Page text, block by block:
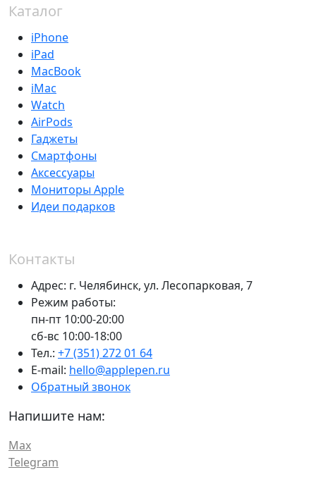
Каталог
iPhone
iPad
MacBook
iMac
Watch
AirPods
Гаджеты
Смартфоны
Аксессуары
Мониторы Apple
Идеи подарков
Контакты
Адрес: г. Челябинск, ул. Лесопарковая, 7
Режим работы:
пн-пт 10:00-20:00
сб-вс 10:00-18:00
Тел.: +7 (351) 272 01 64
E-mail: hello@applepen.ru
Обратный звонок
Напишите нам:
Max
Telegram